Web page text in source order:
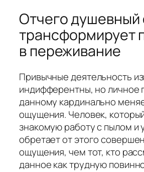
Отчего душевный
трансформирует
в переживание
Привычные деятельность
индифферентны, но личное
данному кардинально
ощущения. Человек,
знакомую работу с пылом и
обретает от этого
ощущения, чем тот, кто
данное как трудную